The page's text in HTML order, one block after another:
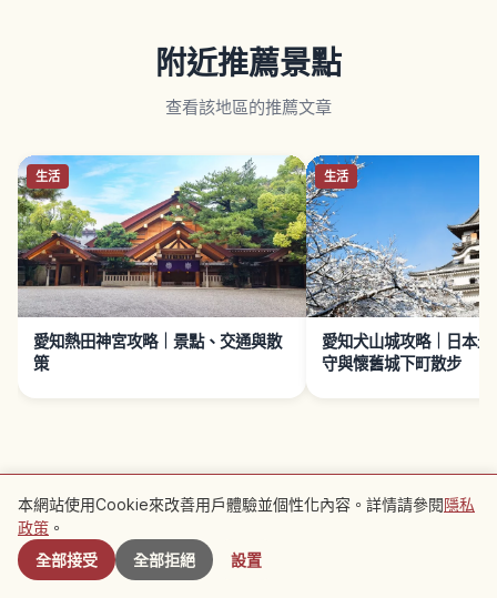
附近推薦景點
查看該地區的推薦文章
生活
愛知熱田神宮攻略｜景點、交通與散
策
生活
愛知犬山城攻略｜日本
守與懷舊城下町散步
接下來閱讀 →
生活
愛知熱田神宮攻略｜景點、交通與散策
附近景點
本網站使用Cookie來改善用戶體驗並個性化內容。詳情請參閱隱私
政策 。
全部接受
全部拒絕 設置